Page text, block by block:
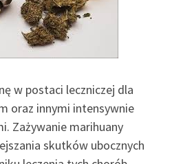
w postaci leczniczej dla
oraz innymi intensywnie
Zażywanie marihuany
skutków ubocznych